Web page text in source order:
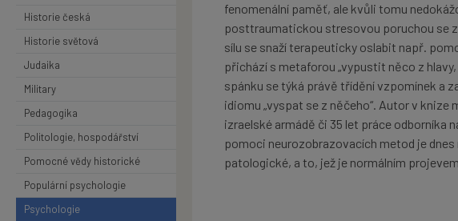
Historie česká
Historie světová
Judaika
Military
Pedagogika
Politologie, hospodářství
Pomocné vědy historické
Populární psychologie
Psychologie
fenomenální paměť, ale kvůli tomu
posttraumatickou stresovou poruchou se
sílu se snaží terapeuticky oslabit např.
přichází s metaforou „vypustit něco z
spánku se týká právě třídění vzpomínek a
idiomu „vyspat se z něčeho“. Autor v
izraelské armádě či 35 let práce odborníka
pomoci neurozobrazovacích metod je
patologické, a to, jež je normálním